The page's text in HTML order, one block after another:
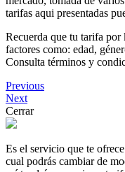
tarifas aqui presentadas
Recuerda que tu tarifa por
factores como: edad,
Consulta términos y
Previous
Next
Cerrar
Es el servicio que te
cual podrás cambiar de